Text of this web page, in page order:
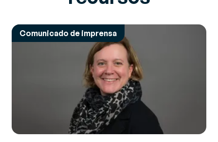
Comunicado de imprensa